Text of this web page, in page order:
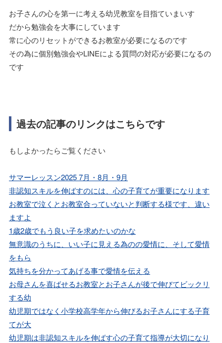
お子さんの心を第一に考える幼児教室を目指ていまいす
だから勉強会を大事にしています
常に心のリセットができるお教室が必要になるのです
その為に個別勉強会やLINEによる質問の対応が必要になるの
です
過去の記事のリンクはこちらです
もしよかったらご覧ください
サマーレッスン2025 7月・8月・9月
非認知スキルを伸ばすのには、心の子育てが重要になります
お教室で泣くとお教室合っていないと判断する様です、違い
ますよ
1歳2歳でもう良い子を求めたいのかな
無意識のうちに、いい子に見える為のの愛情に、そして愛情
をもら
気持ちを分かってあげる事で愛情を伝える
お母さんを喜ばせるお教室とお子さんが後で伸びてビックリ
する幼
幼児期ではなく小学校高学年から伸びるお子さんにする子育
てが大
幼児期は非認知スキルを伸ばす心の子育て指導が大切になり